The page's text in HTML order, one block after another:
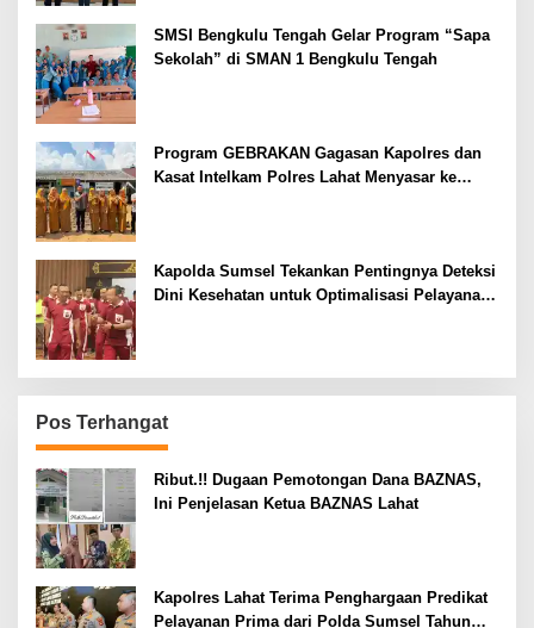
SMSI Bengkulu Tengah Gelar Program “Sapa
Sekolah” di SMAN 1 Bengkulu Tengah
Program GEBRAKAN Gagasan Kapolres dan
Kasat Intelkam Polres Lahat Menyasar ke
Kapolda Sumsel Tekankan Pentingnya Deteksi
Dini Kesehatan untuk Optimalisasi Pelayanan
Pos Terhangat
Ribut.!! Dugaan Pemotongan Dana BAZNAS,
Ini Penjelasan Ketua BAZNAS Lahat
Kapolres Lahat Terima Penghargaan Predikat
Pelayanan Prima dari Polda Sumsel Tahun